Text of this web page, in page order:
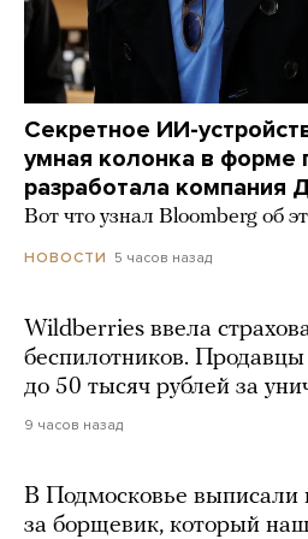
Секретное ИИ-
умная колонка в форме
разработала компания
Вот что узнал Bloomberg об
НОВОСТИ 5 часов назад
Wildberries ввела
беспилотников. Продавцы
до 50 тысяч рублей за
9 часов назад
В Подмосковье
за борщевик, который